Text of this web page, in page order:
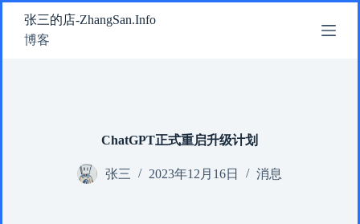
跳
过
内
张三的店-ZhangSan.Info
博客
ChatGPT正式重启升级计划
张三 2023年12月16日 消息